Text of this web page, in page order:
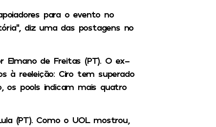
para o evento no
diz uma das postagens no
Elmano de Freitas (PT). O ex-
à reeleição: Ciro tem superado
os pools indicam mais quatro
(PT). Como o UOL mostrou,